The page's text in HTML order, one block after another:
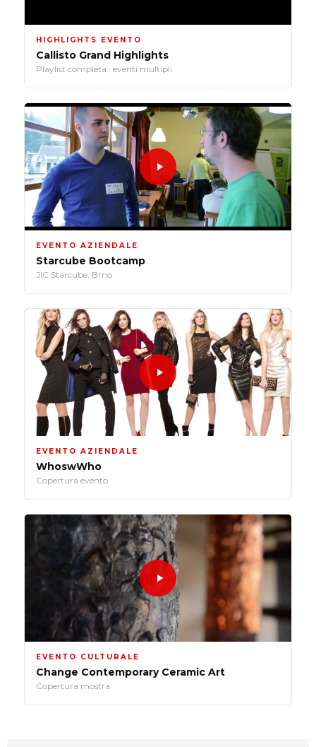
HIGHLIGHTS EVENTO
Callisto Grand Highlights
Playlist completa · eventi multipli
EVENTO AZIENDALE
Starcube Bootcamp
JIC Starcube, Brno
EVENTO AZIENDALE
WhoswWho
Copertura evento
EVENTO CULTURALE
Change Contemporary Ceramic Art
Copertura mostra